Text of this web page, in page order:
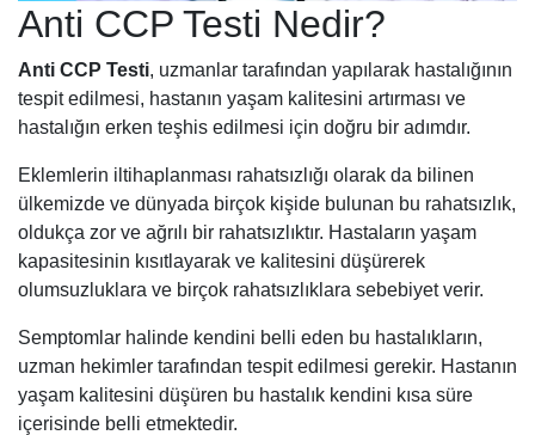
Anti CCP Testi Nedir?
Anti CCP Testi, uzmanlar tarafından yapılarak hastalığının
tespit edilmesi, hastanın yaşam kalitesini artırması ve
hastalığın erken teşhis edilmesi için doğru bir adımdır.
Eklemlerin iltihaplanması rahatsızlığı olarak da bilinen
ülkemizde ve dünyada birçok kişide bulunan bu rahatsızlık,
oldukça zor ve ağrılı bir rahatsızlıktır. Hastaların yaşam
kapasitesinin kısıtlayarak ve kalitesini düşürerek
olumsuzluklara ve birçok rahatsızlıklara sebebiyet verir.
Semptomlar halinde kendini belli eden bu hastalıkların,
uzman hekimler tarafından tespit edilmesi gerekir. Hastanın
yaşam kalitesini düşüren bu hastalık kendini kısa süre
içerisinde belli etmektedir.